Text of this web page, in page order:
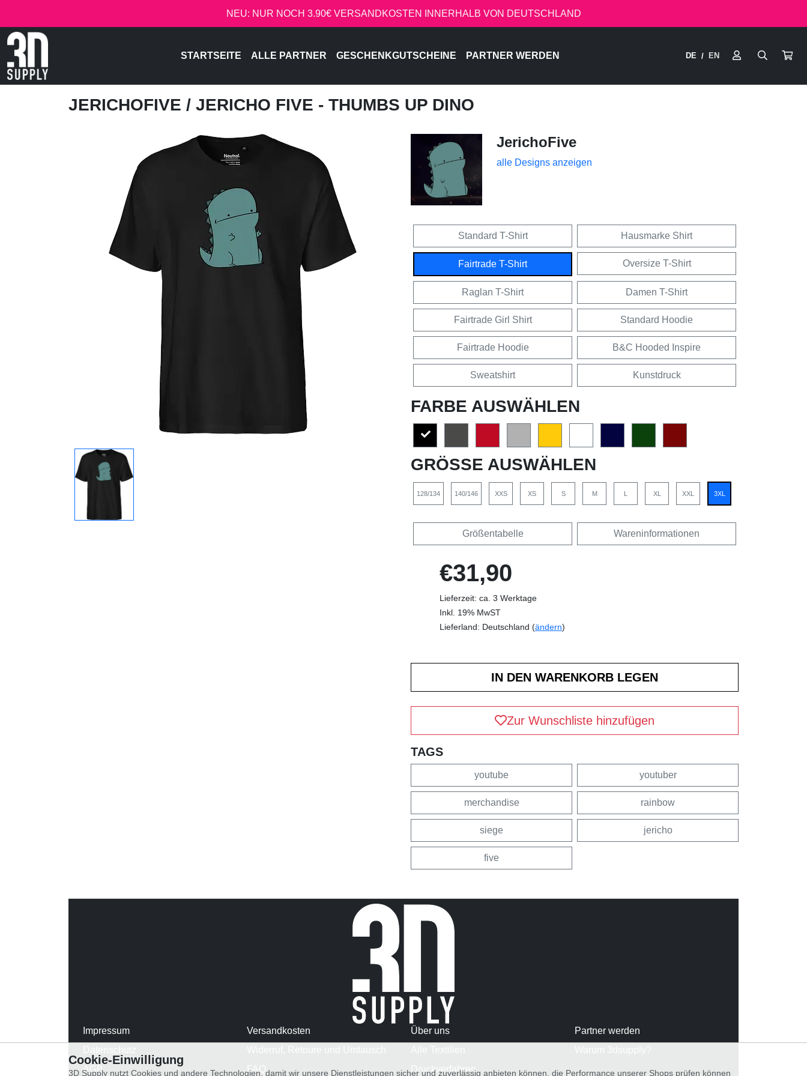
NEU: NUR NOCH 3.90€ VERSANDKOSTEN INNERHALB VON DEUTSCHLAND
STARTSEITE ALLE PARTNER GESCHENKGUTSCHEINE PARTNER WERDEN DE / EN
JERICHOFIVE / JERICHO FIVE - THUMBS UP DINO
JerichoFive
alle Designs anzeigen
Standard T-Shirt Hausmarke Shirt
Fairtrade T-Shirt Oversize T-Shirt
Raglan T-Shirt Damen T-Shirt
Fairtrade Girl Shirt Standard Hoodie
Fairtrade Hoodie B&C Hooded Inspire
Sweatshirt Kunstdruck
FARBE AUSWÄHLEN
GRÖSSE AUSWÄHLEN
128/134 140/146 XXS XS S M L XL XXL 3XL
Größentabelle Wareninformationen
€31,90
Lieferzeit: ca. 3 Werktage
Inkl. 19% MwST
Lieferland: Deutschland (ändern)
Zur Wunschliste hinzufügen
TAGS
youtube youtuber
merchandise rainbow
siege jericho
five
Impressum
AGB
Versandkosten
FAQ
Über uns
Druckverfahren
Partner werden
Cookie-Einwilligung
3D Supply nutzt Cookies und andere Technologien, damit wir unsere Dienstleistungen sicher und zuverlässig anbieten können, die Performance unserer Shops prüfen können